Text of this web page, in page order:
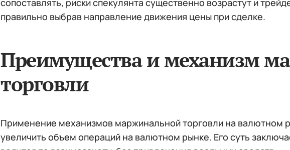
сопоставлять, риски спекулянта существенно возрастут и
правильно выбрав направление движения цены при сделке.
Преимущества и механизм
торговли
Применение механизмов маржинальной торговли на валютном
увеличить объем операций на валютном рынке. Его суть